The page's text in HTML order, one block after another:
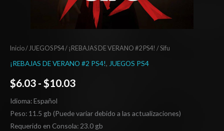
Inicio/ JUEGOS PS4/ ¡REBAJAS DE VERANO #2 PS4! / Sifu
¡REBAJAS DE VERANO #2 PS4!, JUEGOS PS4
$6.03 - $10.03
Idioma: Español
Peso: 11.5 gb (Puede variar debido a las actualizaciones)
Requerido en Consola: 23.0 gb